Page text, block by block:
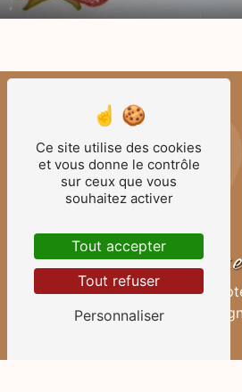
5 Place du 4
89350
Ce site utilise des cookies
et vous donne le contrôle
sur ceux que vous
souhaitez activer
Tout accepter
Tout refuser
Personnaliser